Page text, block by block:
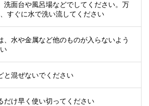
洗面台や風呂場などでしてください。万
すぐに水で洗い流してください
、水や金属など他のものが入らないよう
と混ぜないでください
だけ早く使い切ってください